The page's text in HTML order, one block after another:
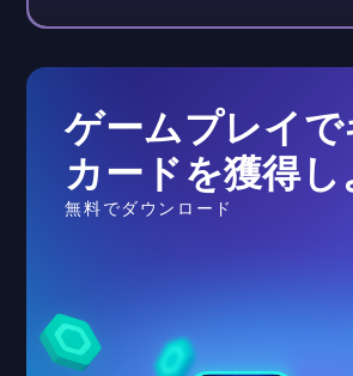
ゲームプレイで
カードを獲得し
無料でダウンロード